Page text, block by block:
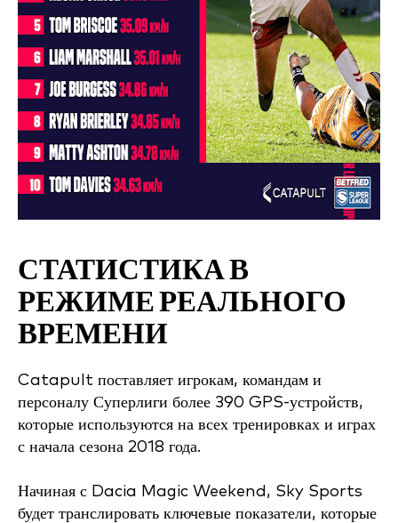
СТАТИСТИКА В
РЕЖИМЕ РЕАЛЬНОГО
ВРЕМЕНИ
Catapult поставляет игрокам, командам и
персоналу Суперлиги более 390 GPS-устройств,
которые используются на всех тренировках и играх
с начала сезона 2018 года.
Начиная с Dacia Magic Weekend, Sky Sports
будет транслировать ключевые показатели, которые